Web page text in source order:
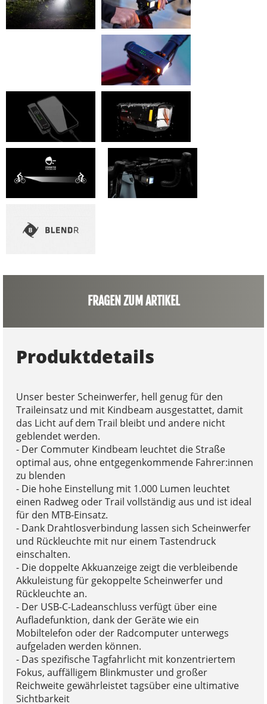
FRAGEN ZUM ARTIKEL
Produktdetails
Unser bester Scheinwerfer, hell genug für den
Traileinsatz und mit Kindbeam ausgestattet, damit
das Licht auf dem Trail bleibt und andere nicht
geblendet werden.
- Der Commuter Kindbeam leuchtet die Straße
optimal aus, ohne entgegenkommende Fahrer:innen
zu blenden
- Die hohe Einstellung mit 1.000 Lumen leuchtet
einen Radweg oder Trail vollständig aus und ist ideal
für den MTB-Einsatz.
- Dank Drahtlosverbindung lassen sich Scheinwerfer
und Rückleuchte mit nur einem Tastendruck
einschalten.
- Die doppelte Akkuanzeige zeigt die verbleibende
Akkuleistung für gekoppelte Scheinwerfer und
Rückleuchte an.
- Der USB-C-Ladeanschluss verfügt über eine
Aufladefunktion, dank der Geräte wie ein
Mobiltelefon oder der Radcomputer unterwegs
aufgeladen werden können.
- Das spezifische Tagfahrlicht mit konzentriertem
Fokus, auffälligem Blinkmuster und großer
Reichweite gewährleistet tagsüber eine ultimative
Sichtbarkeit